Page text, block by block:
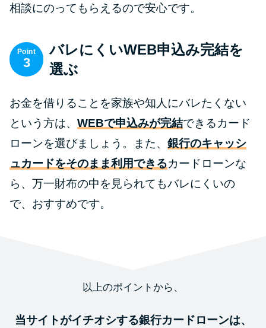
相談にのってもらえるので安心です。
Point
3
バレにくいWEB申込み完結を
選ぶ
お金を借りることを家族や知人にバレたくない
という方は、 WEBで申込みが完結できるカード
ローンを選びましょう。また、 銀行のキャッシ
ュカードをそのまま利用できるカードローンな
ら、万一財布の中を見られてもバレにくいの
で、おすすめです。
以上のポイントから、
当サイトがイチオシする銀行カードローンは、